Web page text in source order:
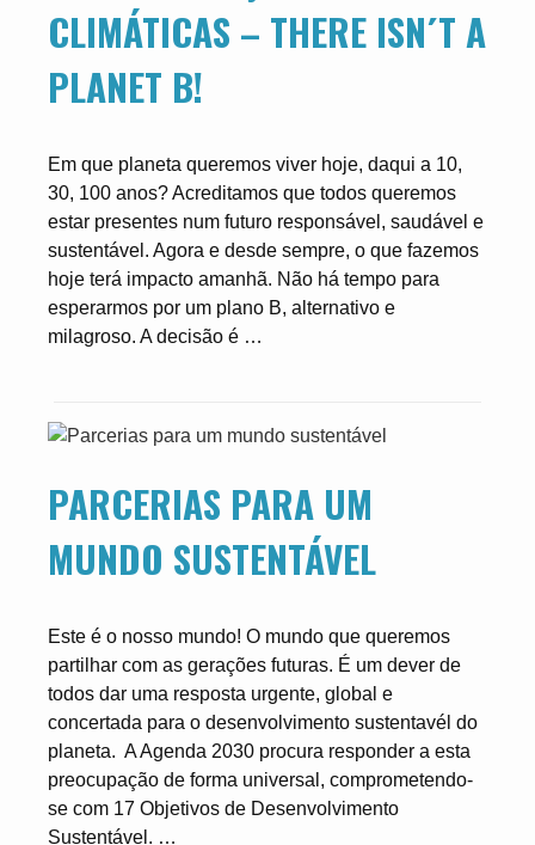
CLIMÁTICAS – THERE ISN´T A
PLANET B!
Em que planeta queremos viver hoje, daqui a 10,
30, 100 anos? Acreditamos que todos queremos
estar presentes num futuro responsável, saudável e
sustentável. Agora e desde sempre, o que fazemos
hoje terá impacto amanhã. Não há tempo para
esperarmos por um plano B, alternativo e
milagroso. A decisão é …
PARCERIAS PARA UM
MUNDO SUSTENTÁVEL
Este é o nosso mundo! O mundo que queremos
partilhar com as gerações futuras. É um dever de
todos dar uma resposta urgente, global e
concertada para o desenvolvimento sustentavél do
planeta. A Agenda 2030 procura responder a esta
preocupação de forma universal, comprometendo-
se com 17 Objetivos de Desenvolvimento
Sustentável. …